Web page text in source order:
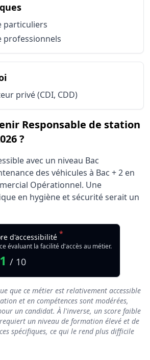
du métier Responsable de
particuliers
professionnels
du métier Responsable de
privé (CDI, CDD)
Responsable de station
?
avec un niveau Bac
des véhicules à Bac + 2 en
Opérationnel. Une
en hygiène et sécurité serait un
d'accessibilité *
évaluant la facilité d'accès au métier.
/ 10
que ce métier est relativement accessible
et en compétences sont modérées,
un candidat. À l'inverse, un score faible
un niveau de formation élevé et de
spécifiques, ce qui le rend plus difficile